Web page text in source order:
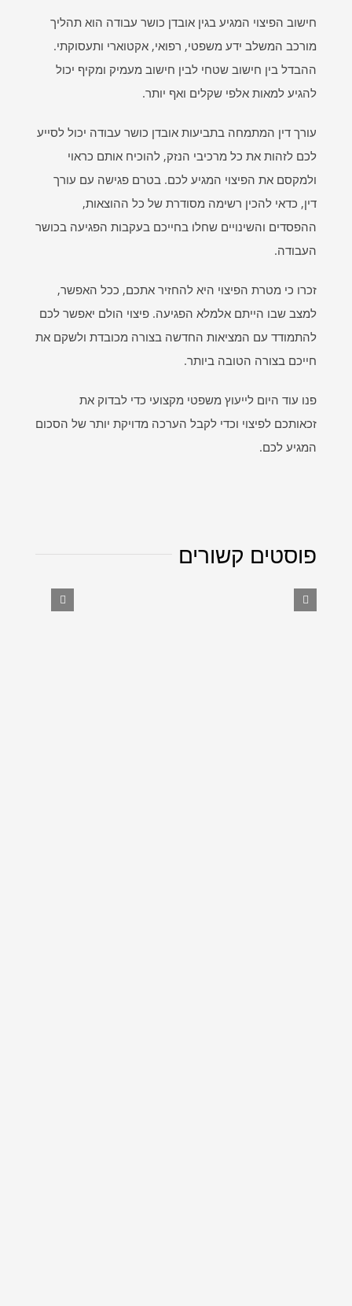
חישוב הפיצוי המגיע בגין אובדן כושר עבודה הוא תהליך
מורכב המשלב ידע משפטי, רפואי, אקטוארי ותעסוקתי.
ההבדל בין חישוב שטחי לבין חישוב מעמיק ומקיף יכול
להגיע למאות אלפי שקלים ואף יותר.
עורך דין המתמחה בתביעות אובדן כושר עבודה יכול לסייע
לכם לזהות את כל מרכיבי הנזק, להוכיח אותם כראוי
ולמקסם את הפיצוי המגיע לכם. בטרם פגישה עם עורך
דין, כדאי להכין רשימה מסודרת של כל ההוצאות,
ההפסדים והשינויים שחלו בחייכם בעקבות הפגיעה בכושר
העבודה.
זכרו כי מטרת הפיצוי היא להחזיר אתכם, ככל האפשר,
למצב שבו הייתם אלמלא הפגיעה. פיצוי הולם יאפשר לכם
להתמודד עם המציאות החדשה בצורה מכובדת ולשקם את
חייכם בצורה הטובה ביותר.
פנו עוד היום לייעוץ משפטי מקצועי כדי לבדוק את
זכאותכם לפיצוי וכדי לקבל הערכה מדויקת יותר של הסכום
המגיע לכם.
פוסטים קשורים